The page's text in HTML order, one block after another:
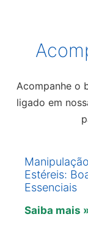
Acompanhe o
ligado em
Estéreis:
Essenciais
Saiba mais